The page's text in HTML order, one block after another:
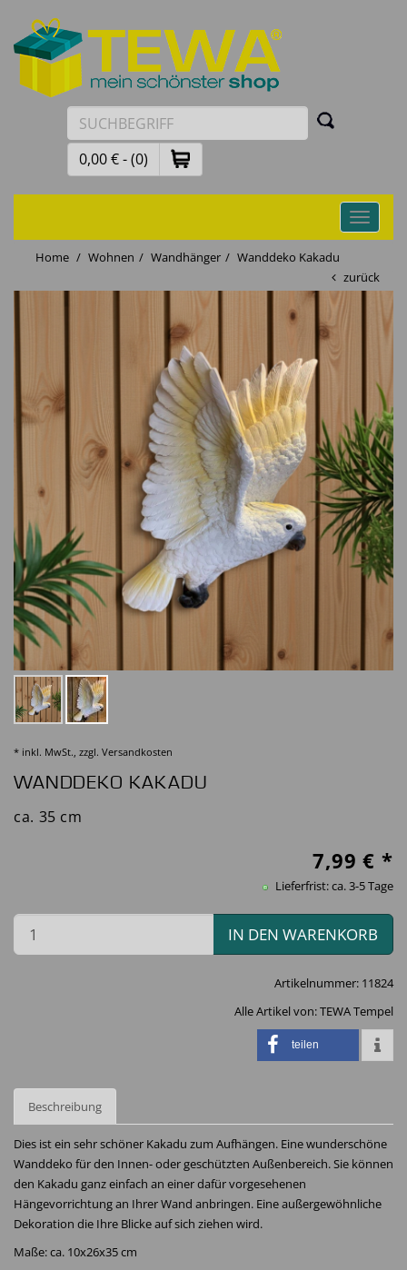
0,00 € - (0)
Toggle
Home
Wohnen Wandhänger
Wanddeko Kakadu
zurück
* inkl. MwSt., zzgl. Versandkosten
WANDDEKO KAKADU
ca. 35 cm
7,99 € *
Lieferfrist: ca. 3-5 Tage
IN DEN WARENKORB
Artikelnummer: 11824
Alle Artikel von:TEWA Tempel
teilen
Beschreibung
Dies ist ein sehr schöner Kakadu zum Aufhängen. Eine wunderschöne
Wanddeko für den Innen- oder geschützten Außenbereich. Sie können
den Kakadu ganz einfach an einer dafür vorgesehenen
Hängevorrichtung an Ihrer Wand anbringen. Eine außergewöhnliche
Dekoration die Ihre Blicke auf sich ziehen wird.
Maße: ca. 10x26x35 cm